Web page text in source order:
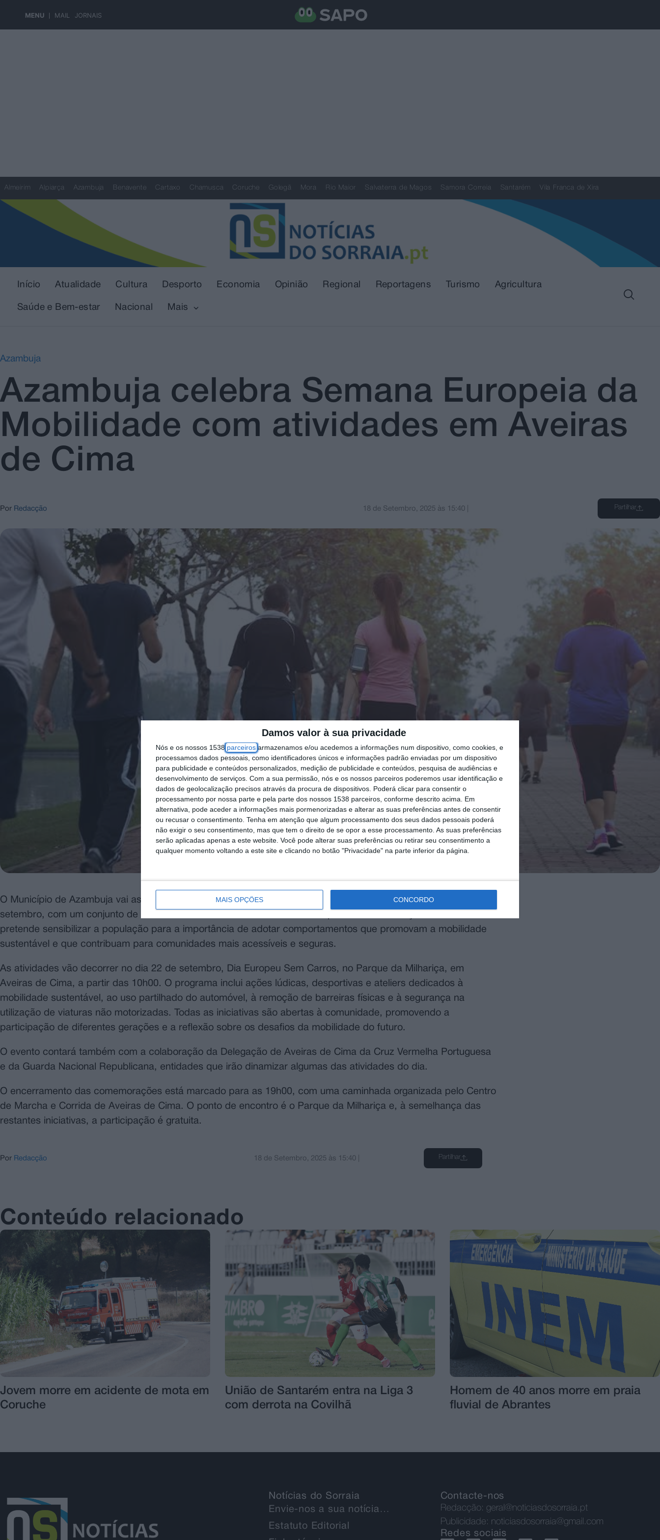
Damos valor à sua privacidade
Nós e os nossos 1538 parceiros armazenamos e/ou acedemos a informações num dispositivo, como cookies, e
processamos dados pessoais, como identificadores únicos e informações padrão enviadas por um dispositivo
para publicidade e conteúdos personalizados, medição de publicidade e conteúdos, pesquisa de audiências e
desenvolvimento de serviços. Com a sua permissão, nós e os nossos parceiros poderemos usar identificação e
dados de geolocalização precisos através da procura de dispositivos. Poderá clicar para consentir o
processamento por nossa parte e pela parte dos nossos 1538 parceiros, conforme descrito acima. Em
alternativa, pode aceder a informações mais pormenorizadas e alterar as suas preferências antes de consentir
ou recusar o consentimento. Tenha em atenção que algum processamento dos seus dados pessoais poderá
não exigir o seu consentimento, mas que tem o direito de se opor a esse processamento. As suas preferências
serão aplicadas apenas a este website. Você pode alterar suas preferências ou retirar seu consentimento a
qualquer momento voltando a este site e clicando no botão "Privacidade" na parte inferior da página.
MAIS OPÇÕES CONCORDO
MENU MAIL JORNAIS
Almeirim Alpiarça Azambuja Benavente Cartaxo Chamusca Coruche Golegã Mora Rio Maior Salvaterra de Magos Samora Correia Santarém Vila Franca de Xira
Início Atualidade Cultura Desporto Economia Opinião Regional Reportagens Turismo Agricultura
Saúde e Bem-estar Nacional Mais
Azambuja
Azambuja celebra Semana Europeia da
Mobilidade com atividades em Aveiras
de Cima
Por Redacção 18 de Setembro, 2025 às 15:40 Partilhar
O Município de Azambuja vai assinalar a Semana Europeia da Mobilidade, que decorre entre 16 e 22 de
setembro, com um conjunto de iniciativas centradas no tema “Mobilidade para todos”. A edição de 2025
pretende sensibilizar a população para a importância de adotar comportamentos que promovam a mobilidade
sustentável e que contribuam para comunidades mais acessíveis e seguras.
As atividades vão decorrer no dia 22 de setembro, Dia Europeu Sem Carros, no Parque da Milhariça, em
Aveiras de Cima, a partir das 10h00. O programa inclui ações lúdicas, desportivas e ateliers dedicados à
mobilidade sustentável, ao uso partilhado do automóvel, à remoção de barreiras físicas e à segurança na
utilização de viaturas não motorizadas. Todas as iniciativas são abertas à comunidade, promovendo a
participação de diferentes gerações e a reflexão sobre os desafios da mobilidade do futuro.
O evento contará também com a colaboração da Delegação de Aveiras de Cima da Cruz Vermelha Portuguesa
e da Guarda Nacional Republicana, entidades que irão dinamizar algumas das atividades do dia.
O encerramento das comemorações está marcado para as 19h00, com uma caminhada organizada pelo Centro
de Marcha e Corrida de Aveiras de Cima. O ponto de encontro é o Parque da Milhariça e, à semelhança das
restantes iniciativas, a participação é gratuita.
Por Redacção 18 de Setembro, 2025 às 15:40 Partilhar
Conteúdo relacionado
Jovem morre em acidente de mota em
Coruche
União de Santarém entra na Liga 3
com derrota na Covilhã
Homem de 40 anos morre em praia
fluvial de Abrantes
Notícias do Sorraia
Envie-nos a sua notícia…
Estatuto Editorial
Contacte-nos
Redacção: geral@noticiasdosorraia.pt
Publicidade: noticiasdosorraia@gmail.com
Redes sociais